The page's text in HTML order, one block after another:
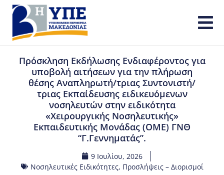
Πρόσκληση Εκδήλωσης Ενδιαφέροντος για
υποβολή αιτήσεων για την πλήρωση
θέσης Αναπληρωτή/τριας Συντονιστή/
τριας Εκπαίδευσης ειδικευόμενων
νοσηλευτών στην ειδικότητα
«Χειρουργικής Νοσηλευτικής»
Εκπαιδευτικής Μονάδας (ΟΜΕ) ΓΝΘ
“Γ.Γεννηματάς”.
9 Ιουλίου, 2026
Νοσηλευτικές Ειδικότητες, Προσλήψεις – Διορισμοί